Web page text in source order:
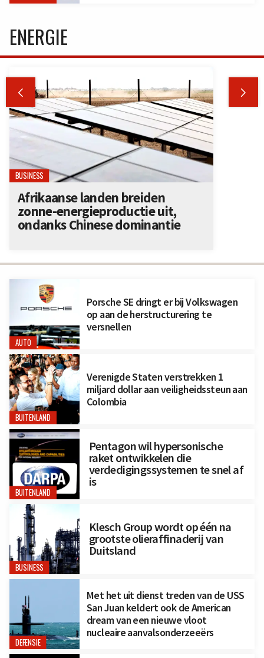
AUTO
Porsche SE dringt er bij Volkswagen
op aan de herstructurering te
versnellen
BUITENLAND
Verenigde Staten verstrekken 1
miljard dollar aan veiligheidssteun aan
Colombia
BUITENLAND
Pentagon wil hypersonische
raket ontwikkelen die
verdedigingssystemen te snel af
is
BUSINESS
Klesch Group wordt op één na
grootste olieraffinaderij van
Duitsland
DEFENSIE
Met het uit dienst treden van de USS
San Juan keldert ook de American
dream van een nieuwe vloot
nucleaire aanvalsonderzeeërs
ENERGIE
 
BUSINESS
Afrikaanse landen breiden
zonne-energieproductie uit,
ondanks Chinese dominantie